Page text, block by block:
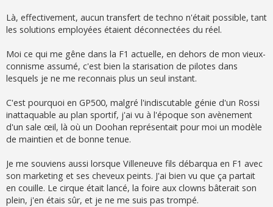
Là, effectivement, aucun transfert de techno n'était possible, tant
les solutions employées étaient déconnectées du réel.
Moi ce qui me gêne dans la F1 actuelle, en dehors de mon vieux-
connisme assumé, c'est bien la starisation de pilotes dans
lesquels je ne me reconnais plus un seul instant.
C'est pourquoi en GP500, malgré l'indiscutable génie d'un Rossi
inattaquable au plan sportif, j'ai vu à l'époque son avènement
d'un sale œil, là où un Doohan représentait pour moi un modèle
de maintien et de bonne tenue.
Je me souviens aussi lorsque Villeneuve fils débarqua en F1 avec
son marketing et ses cheveux peints. J'ai bien vu que ça partait
en couille. Le cirque était lancé, la foire aux clowns bâterait son
plein, j'en étais sûr, et je ne me suis pas trompé.